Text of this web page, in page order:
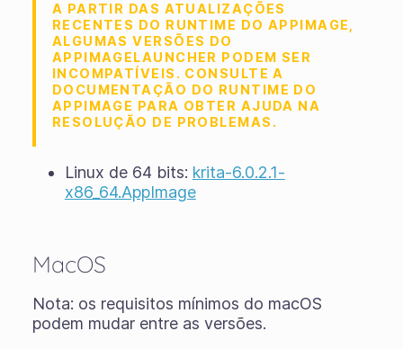
A PARTIR DAS ATUALIZAÇÕES
RECENTES DO RUNTIME DO APPIMAGE,
ALGUMAS VERSÕES DO
APPIMAGELAUNCHER PODEM SER
INCOMPATÍVEIS. CONSULTE A
DOCUMENTAÇÃO DO RUNTIME DO
APPIMAGE PARA OBTER AJUDA NA
RESOLUÇÃO DE PROBLEMAS.
Linux de 64 bits: krita-6.0.2.1-
x86_64.AppImage
MacOS
Nota: os requisitos mínimos do macOS
podem mudar entre as versões.